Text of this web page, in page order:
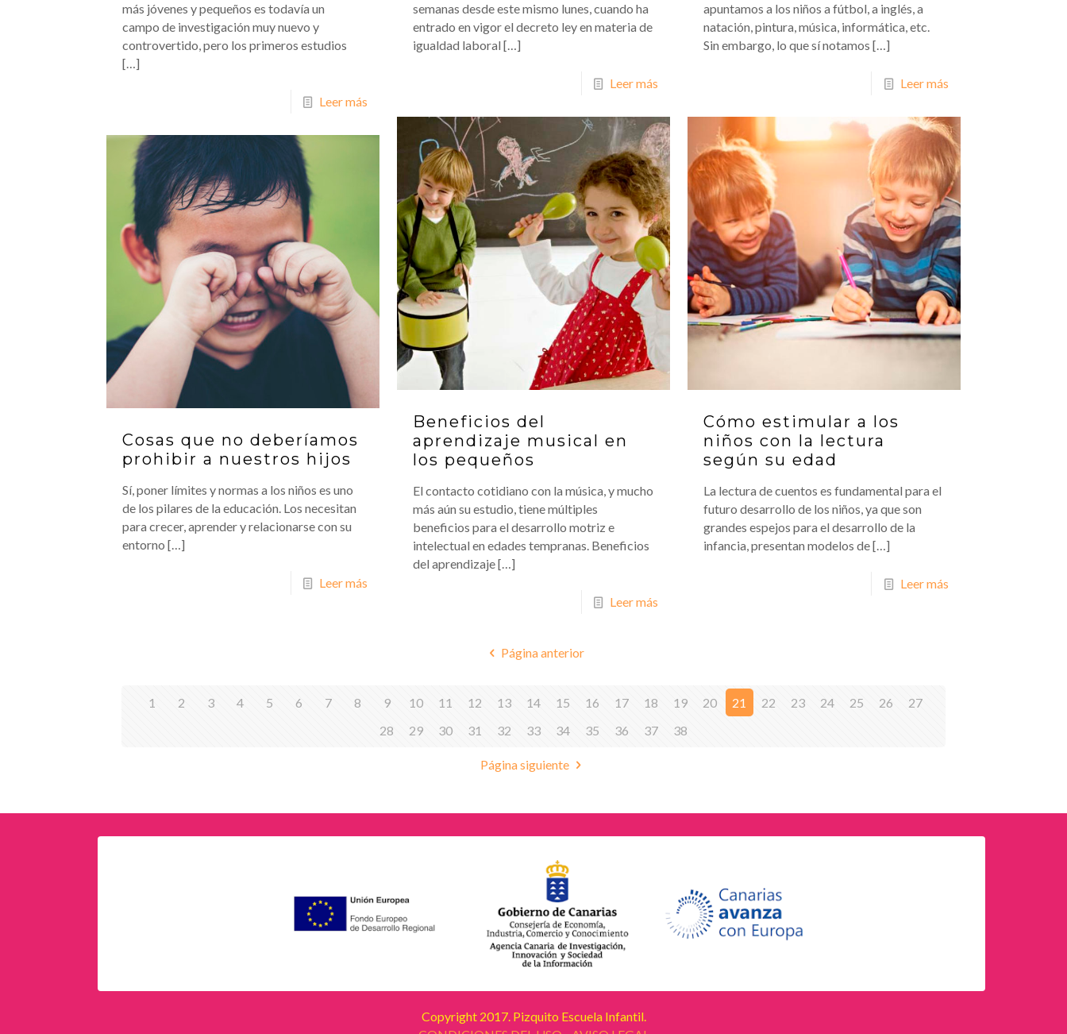
más jóvenes y pequeños es todavía un
campo de investigación muy nuevo y
controvertido, pero los primeros estudios
[…]
Leer más
semanas desde este mismo lunes, cuando ha
entrado en vigor el decreto ley en materia de
igualdad laboral […]
Leer más
apuntamos a los niños a fútbol, a inglés, a
natación, pintura, música, informática, etc.
Sin embargo, lo que sí notamos […]
Leer más
Beneficios del
aprendizaje musical en
los pequeños
El contacto cotidiano con la música, y mucho
más aún su estudio, tiene múltiples
beneficios para el desarrollo motriz e
intelectual en edades tempranas. Beneficios
del aprendizaje[…]
Leer más
Cómo estimular a los
niños con la lectura
según su edad
La lectura de cuentos es fundamental para el
futuro desarrollo de los niños, ya que son
grandes espejos para el desarrollo de la
infancia, presentan modelos de[…]
Leer más
Cosas que no deberíamos
prohibir a nuestros hijos
Sí, poner límites y normas a los niños es uno
de los pilares de la educación. Los necesitan
para crecer, aprender y relacionarse con su
entorno […]
Leer más
Página anterior
1 2 3 4 5 6 7 8 9 10 11 12 13 14 15 16 17 18 19 20 21 22 23 24 25 26
27
28
29 30 31 32 33 34 35 36 37 38
Página siguiente
Copyright 2017. Pizquito Escuela Infantil.